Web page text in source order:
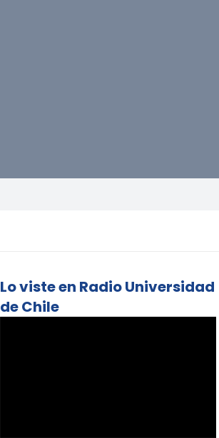
Lo viste en Radio Universidad
de Chile